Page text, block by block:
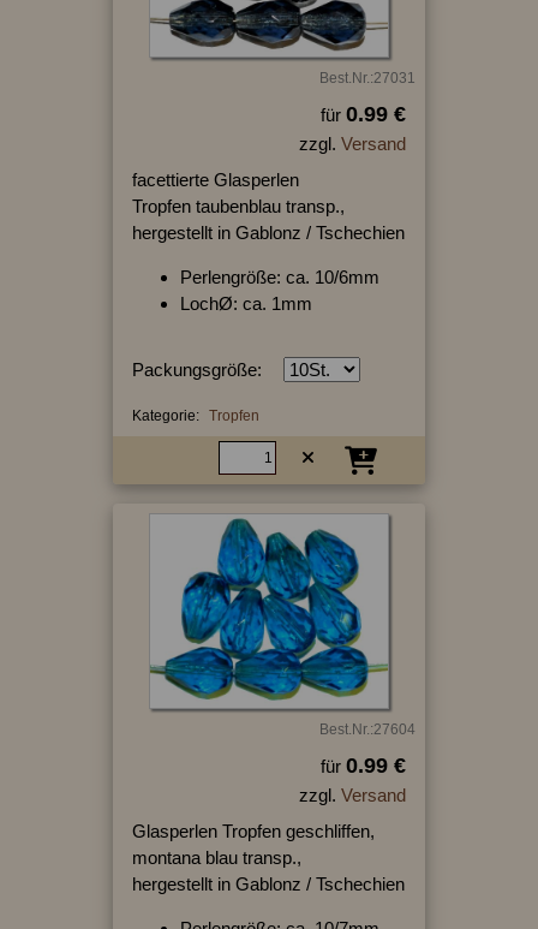
Best.Nr.:27031
für 0.99 €
zzgl. Versand
facettierte Glasperlen
Tropfen taubenblau transp.,
hergestellt in Gablonz / Tschechien
Perlengröße: ca. 10/6mm
LochØ: ca. 1mm
Packungsgröße:
Kategorie: Tropfen
Best.Nr.:27604
für 0.99 €
zzgl. Versand
Glasperlen Tropfen geschliffen,
montana blau transp.,
hergestellt in Gablonz / Tschechien